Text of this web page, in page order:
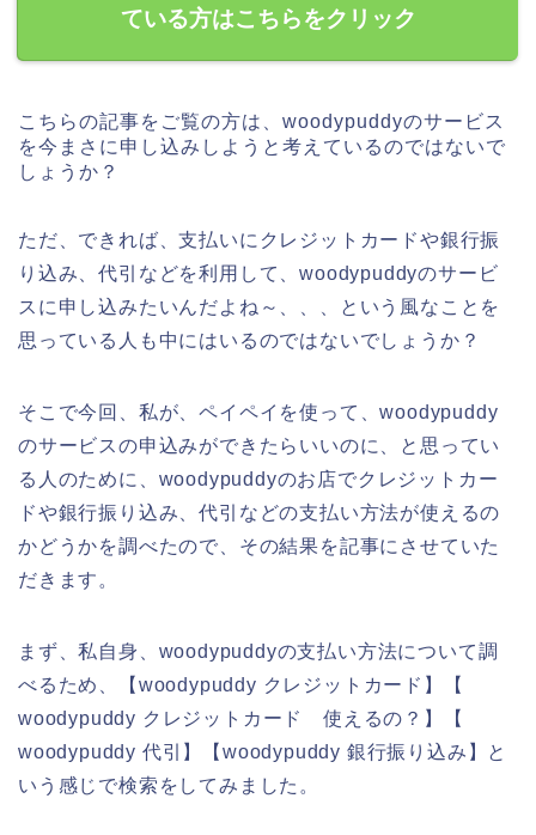
ている方はこちらをクリック
こちらの記事をご覧の方は、woodypuddyのサービス
を今まさに申し込みしようと考えているのではないで
しょうか？
ただ、できれば、支払いにクレジットカードや銀行振
り込み、代引などを利用して、woodypuddyのサービ
スに申し込みたいんだよね～、、、という風なことを
思っている人も中にはいるのではないでしょうか？
そこで今回、私が、ペイペイを使って、woodypuddy
のサービスの申込みができたらいいのに、と思ってい
る人のために、woodypuddyのお店でクレジットカー
ドや銀行振り込み、代引などの支払い方法が使えるの
かどうかを調べたので、その結果を記事にさせていた
だきます。
まず、私自身、woodypuddyの支払い方法について調
べるため、【woodypuddy クレジットカード】【
woodypuddy クレジットカード 使えるの？】【
woodypuddy 代引】【woodypuddy 銀行振り込み】と
いう感じで検索をしてみました。